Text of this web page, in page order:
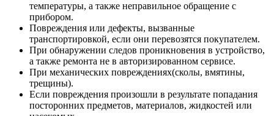
температуры, а также неправильное обращение с
прибором.
Повреждения или дефекты, вызванные
транспортировкой, если они перевозятся покупателем.
При обнаружении следов проникновения в устройство,
а также ремонта не в авторизированном сервисе.
При механических повреждениях(сколы, вмятины,
трещины).
Если повреждения произошли в результате попадания
посторонних предметов, материалов, жидкостей или